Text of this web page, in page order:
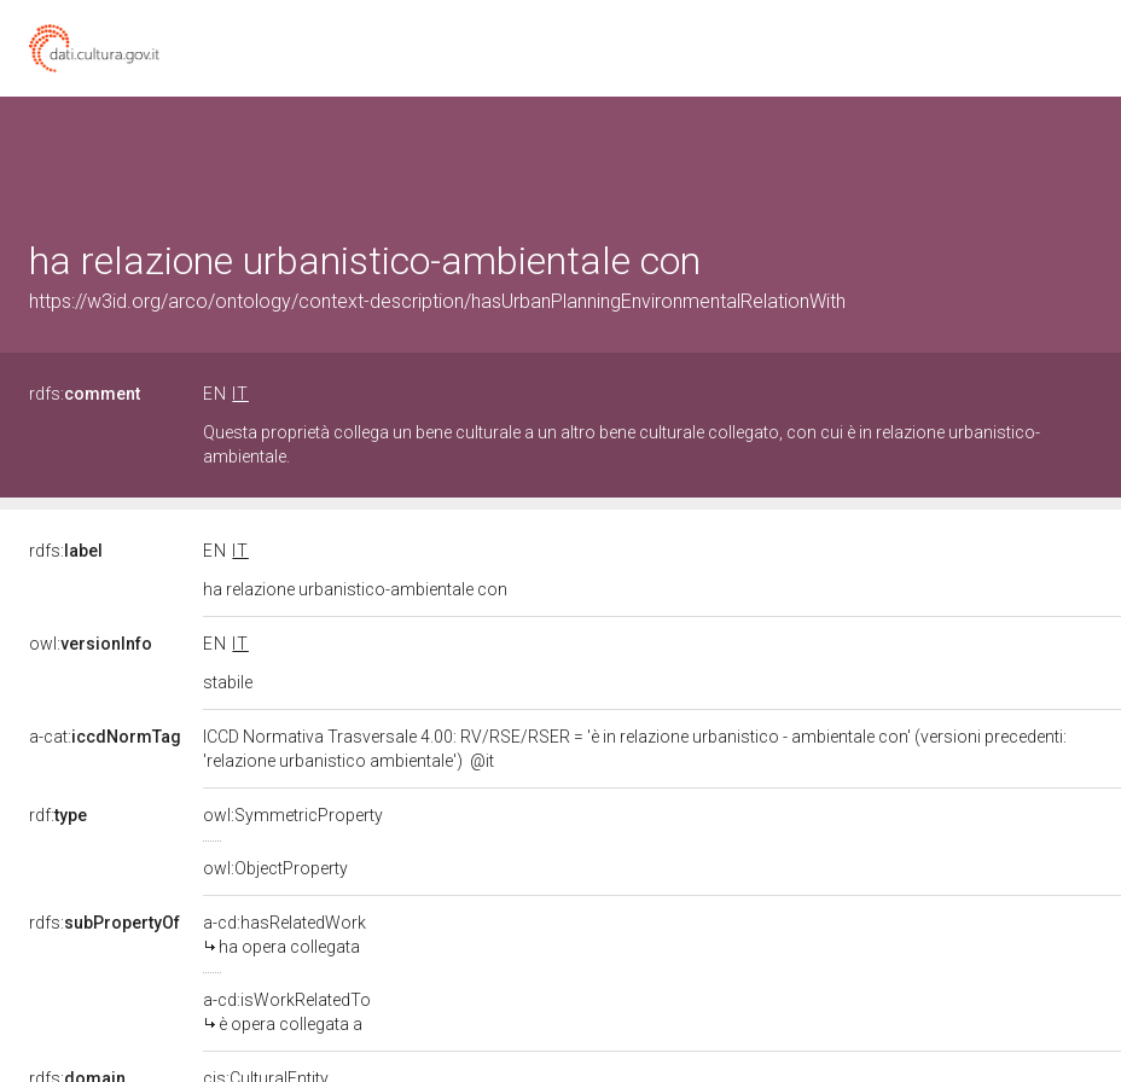
ha relazione urbanistico-ambientale con
https://w3id.org/arco/ontology/context-description/hasUrbanPlanningEnvironmentalRelationWith
rdfs:comment EN
IT
Questa proprietà collega un bene culturale a un altro bene culturale collegato, con cui è in relazione urbanistico-
ambientale.
rdfs: label EN
IT
ha relazione urbanistico-ambientale con
owl:versionInfo EN
IT
stabile
a-cat:iccdNormTag
ICCD Normativa Trasversale 4.00: RV/RSE/RSER = 'è in relazione urbanistico - ambientale con' (versioni precedenti:
'relazione urbanistico ambientale') @it
rdf:type owl:SymmetricProperty
owl:ObjectProperty
rdfs:subPropertyOf
a-cd:hasRelatedWork
ha opera collegata
a-cd:isWorkRelatedTo
è opera collegata a